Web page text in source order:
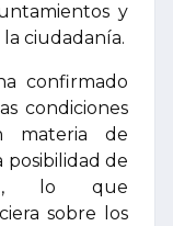
y
ciudadanía.
confirmado
condiciones
materia de
posibilidad de
lo que
sobre los